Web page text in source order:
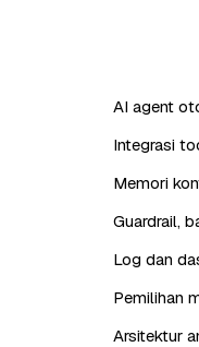
AI agent
Integrasi
Memori
Guardrail,
Log dan
Pemilihan
Arsitektur